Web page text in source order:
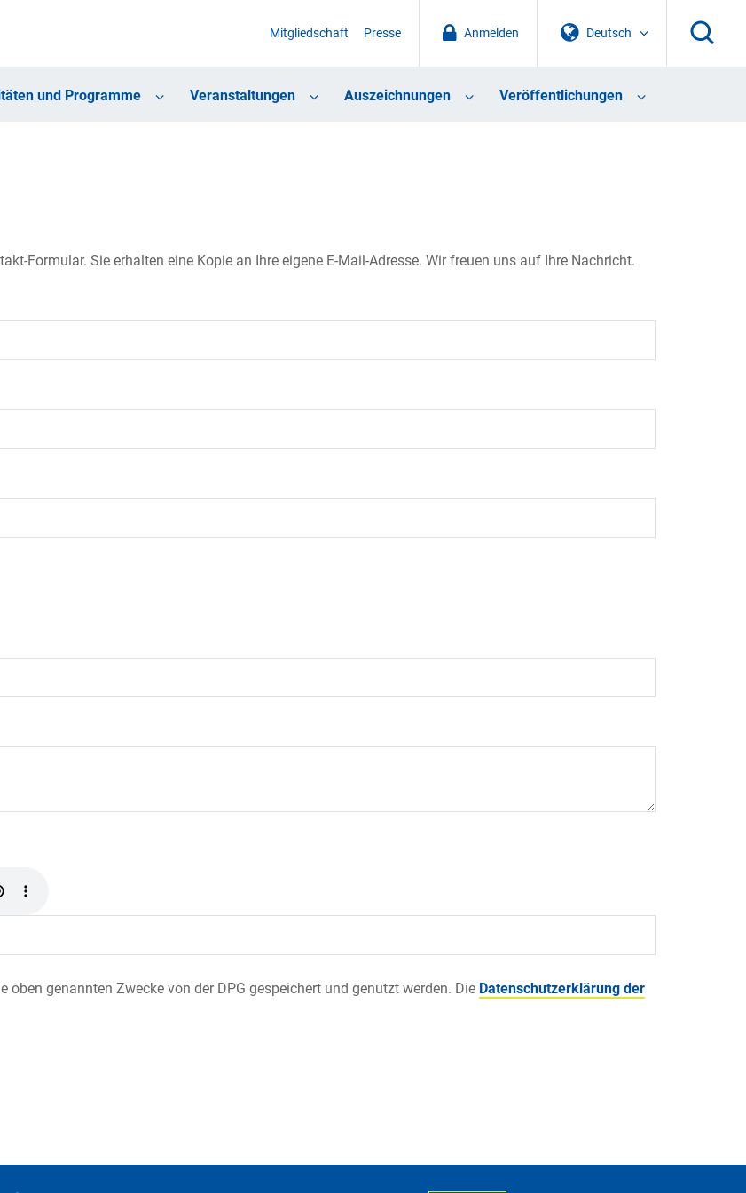
Deutsch
Anmelden
Mitgliedschaft Presse
und Programme Veranstaltungen Auszeichnungen Veröffentlichungen
Formular. Sie erhalten eine Kopie an Ihre eigene E-Mail-Adresse. Wir freuen uns auf Ihre Nachricht.
genannten Zwecke von der DPG gespeichert und genutzt werden. Die Datenschutzerklärung der